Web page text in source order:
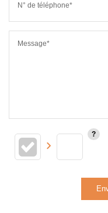
N° de téléphone*
Message*